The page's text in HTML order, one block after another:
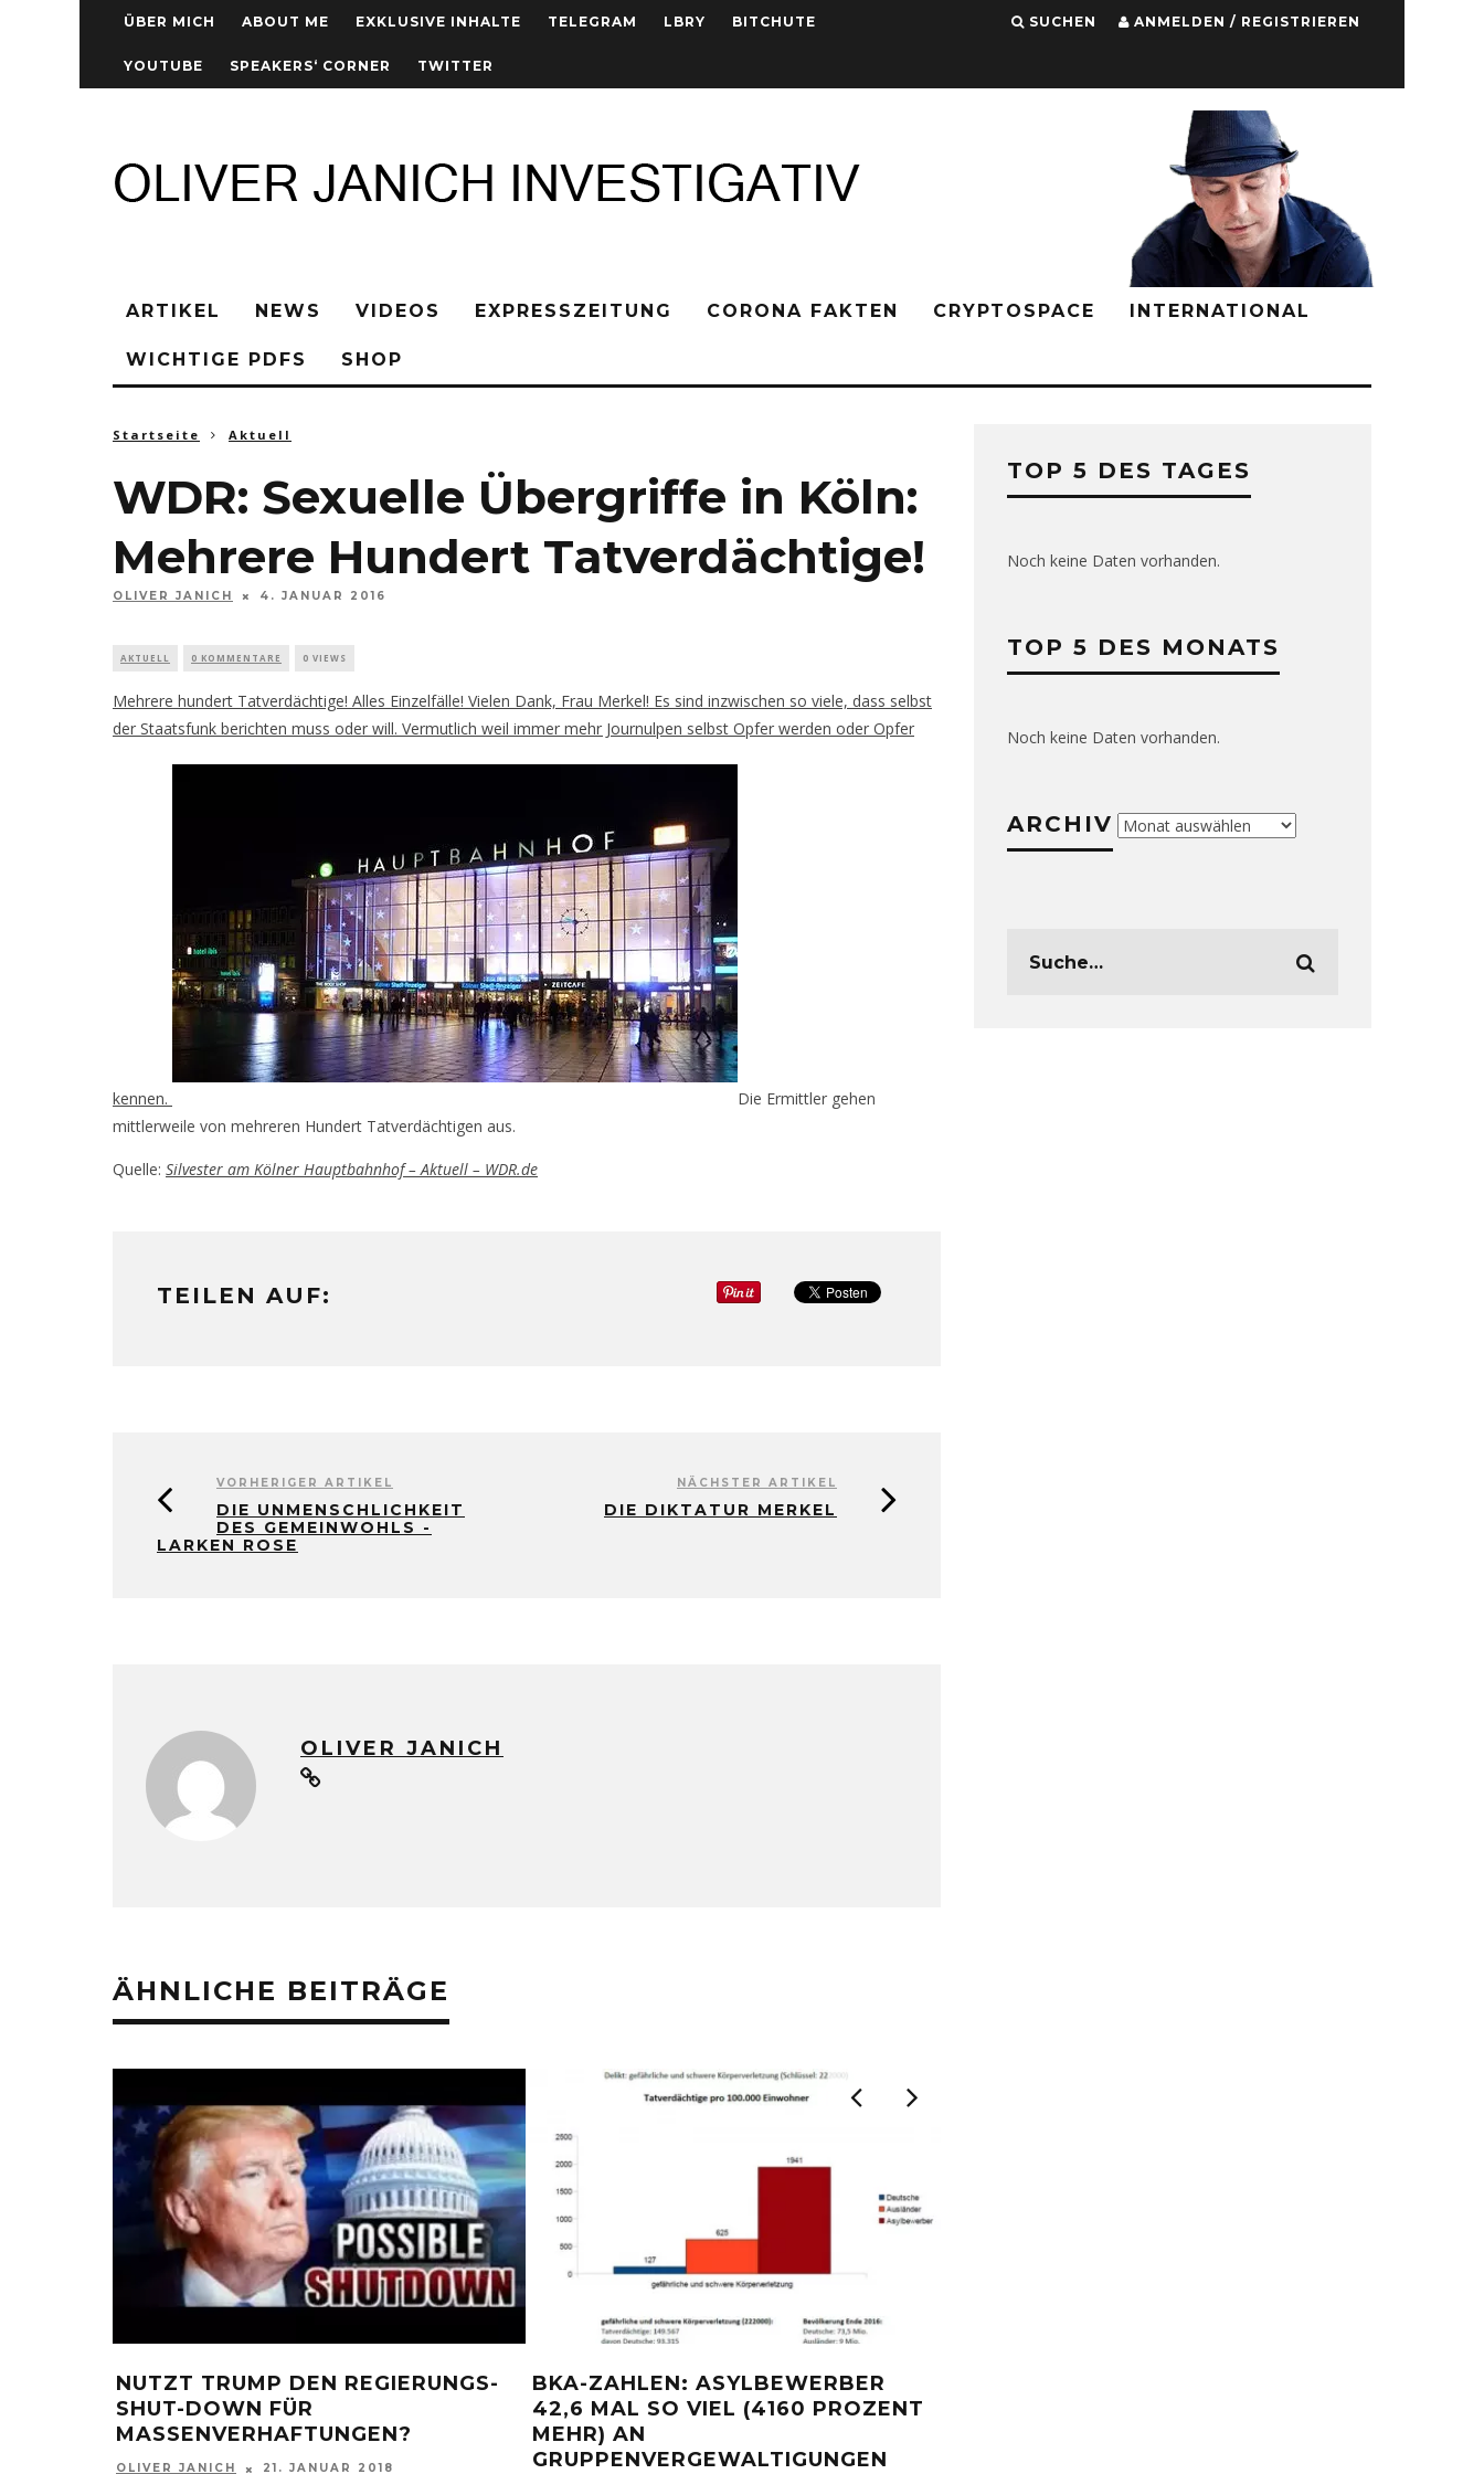
ÜBER MICH ABOUT ME EXKLUSIVE INHALTE TELEGRAM LBRY BITCHUTE
YOUTUBE SPEAKERS‘ CORNER TWITTER
SUCHEN ANMELDEN / REGISTRIEREN
ARTIKEL NEWS VIDEOS EXPRESSZEITUNG CORONA FAKTEN CRYPTOSPACE INTERNATIONAL
WICHTIGE PDFS SHOP
Startseite Aktuell
WDR: Sexuelle Übergriffe in Köln:
Mehrere Hundert Tatverdächtige!
OLIVER JANICH 4. JANUAR 2016
AKTUELL 0 KOMMENTARE 0 VIEWS
Mehrere hundert Tatverdächtige! Alles Einzelfälle! Vielen Dank, Frau Merkel! Es sind inzwischen so viele, dass selbst
der Staatsfunk berichten muss oder will. Vermutlich weil immer mehr Journulpen selbst Opfer werden oder Opfer
kennen.
Die Ermittler gehen
mittlerweile von mehreren Hundert Tatverdächtigen aus.
Quelle: Silvester am Kölner Hauptbahnhof – Aktuell – WDR.de
TEILEN AUF:
VORHERIGER ARTIKEL
DIE UNMENSCHLICHKEIT
DES GEMEINWOHLS -
LARKEN ROSE
NÄCHSTER ARTIKEL
DIE DIKTATUR MERKEL
OLIVER JANICH
ÄHNLICHE BEITRÄGE
NUTZT TRUMP DEN REGIERUNGS-
SHUT-DOWN FÜR
MASSENVERHAFTUNGEN?
OLIVER JANICH 21. JANUAR 2018
BKA-ZAHLEN: ASYLBEWERBER
42,6 MAL SO VIEL (4160 PROZENT
MEHR) AN
GRUPPENVERGEWALTIGUNGEN
TOP 5 DES TAGES
Noch keine Daten vorhanden.
TOP 5 DES MONATS
Noch keine Daten vorhanden.
ARCHIV Archiv